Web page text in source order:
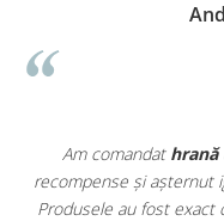
Apreciez foarte
doar hrană,
antiparazitare,